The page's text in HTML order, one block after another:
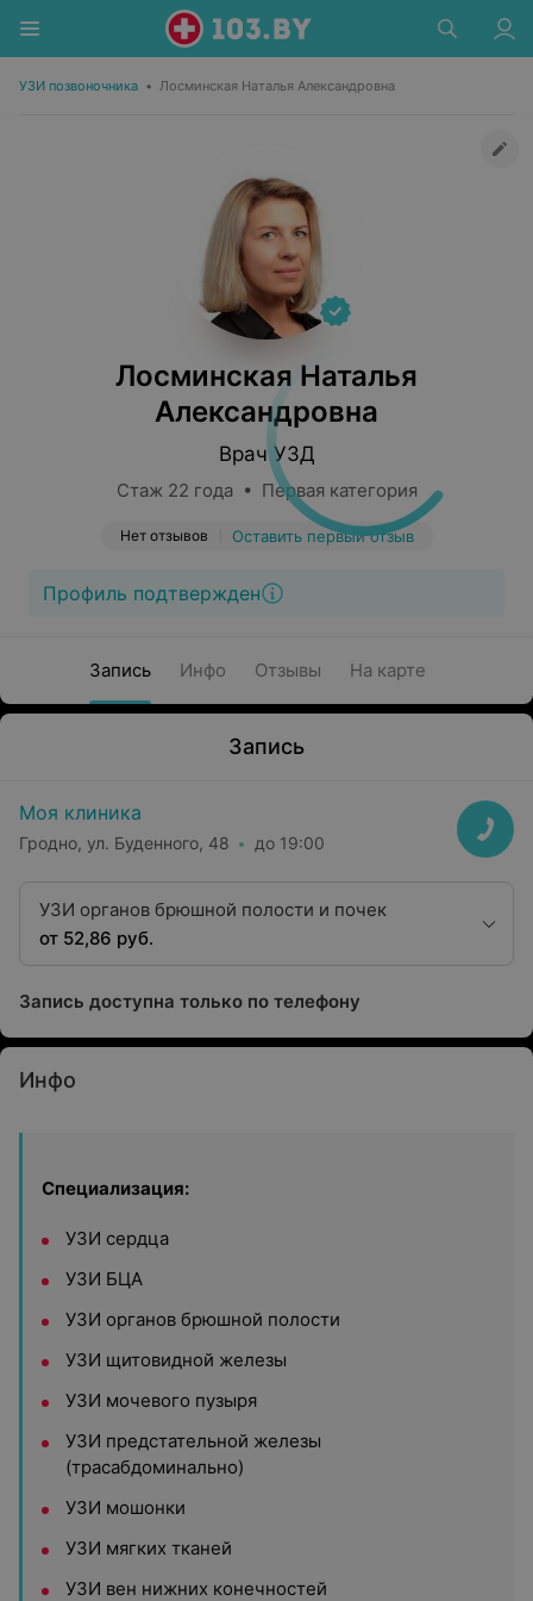
УЗИ позвоночника • Лосминская Наталья Александровна
Лосминская Наталья
Александровна
Врач УЗД
Стаж 22 года • Первая категория
Нет отзывов Оставить первый отзыв
Профиль подтвержден
Запись Инфо Отзывы На карте
Запись
Моя клиника
Гродно, ул. Буденного, 48 до 19:00
УЗИ органов брюшной полости и почек
от 52,86 руб.
Запись доступна только по телефону
Инфо
Специализация:
УЗИ сердца
УЗИ БЦА
УЗИ органов брюшной полости
УЗИ щитовидной железы
УЗИ мочевого пузыря
УЗИ предстательной железы
(трасабдоминально)
УЗИ мошонки
УЗИ мягких тканей
УЗИ вен нижних конечностей